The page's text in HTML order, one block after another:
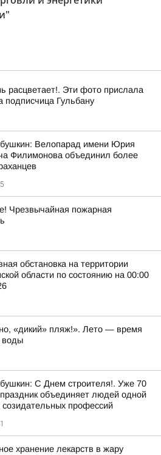
расцветает!. Эти фото прислала
подписчица Гульбану
Велопарад имени Юрия
Филимонова объединил более
Чрезвычайная пожарная
обстановка на территории
области по состоянию на 00:00
«дикий» пляж!». Лето — время
воды
С Днем строителя!. Уже 70
праздник объединяет людей одной
созидательных профессий
хранение лекарств в жару